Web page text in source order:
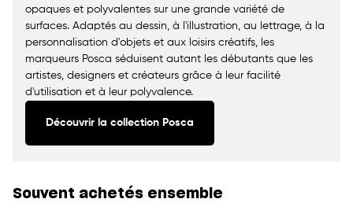
opaques et polyvalentes sur une grande variété de
surfaces. Adaptés au dessin, à l'illustration, au lettrage, à la
personnalisation d'objets et aux loisirs créatifs, les
marqueurs Posca séduisent autant les débutants que les
artistes, designers et créateurs grâce à leur facilité
d'utilisation et à leur polyvalence.
Découvrir la collection Posca
Souvent achetés ensemble